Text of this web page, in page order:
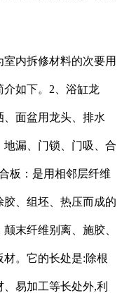
内拆修材料的次要用
如下。2、浴缸龙
面盆用龙头、排水
漏、门锁、门吸、合
板：是用相邻层纤维
、组坯、热压而成的
末纤维别离、施胶、
。它的长处是:除根
易加工等长处外,利